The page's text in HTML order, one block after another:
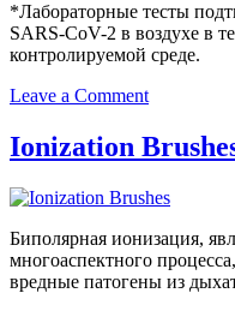
*Лабораторные тесты
SARS-CoV-2 в воздухе в
контролируемой среде.
Leave a Commenton
HEPA+
Room
Cell
Ionization
Биполярная ионизация,
многоаспектного
вредные патогены из